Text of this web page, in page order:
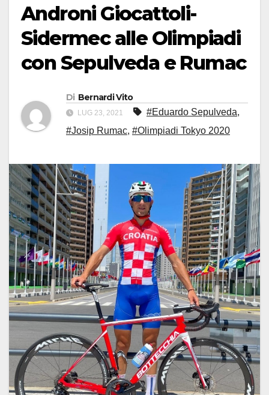
Androni Giocattoli-
Sidermec alle Olimpiadi
con Sepulveda e Rumac
Di Bernardi Vito
LUG 23, 2021 #Eduardo Sepulveda,
#Josip Rumac, #Olimpiadi Tokyo 2020